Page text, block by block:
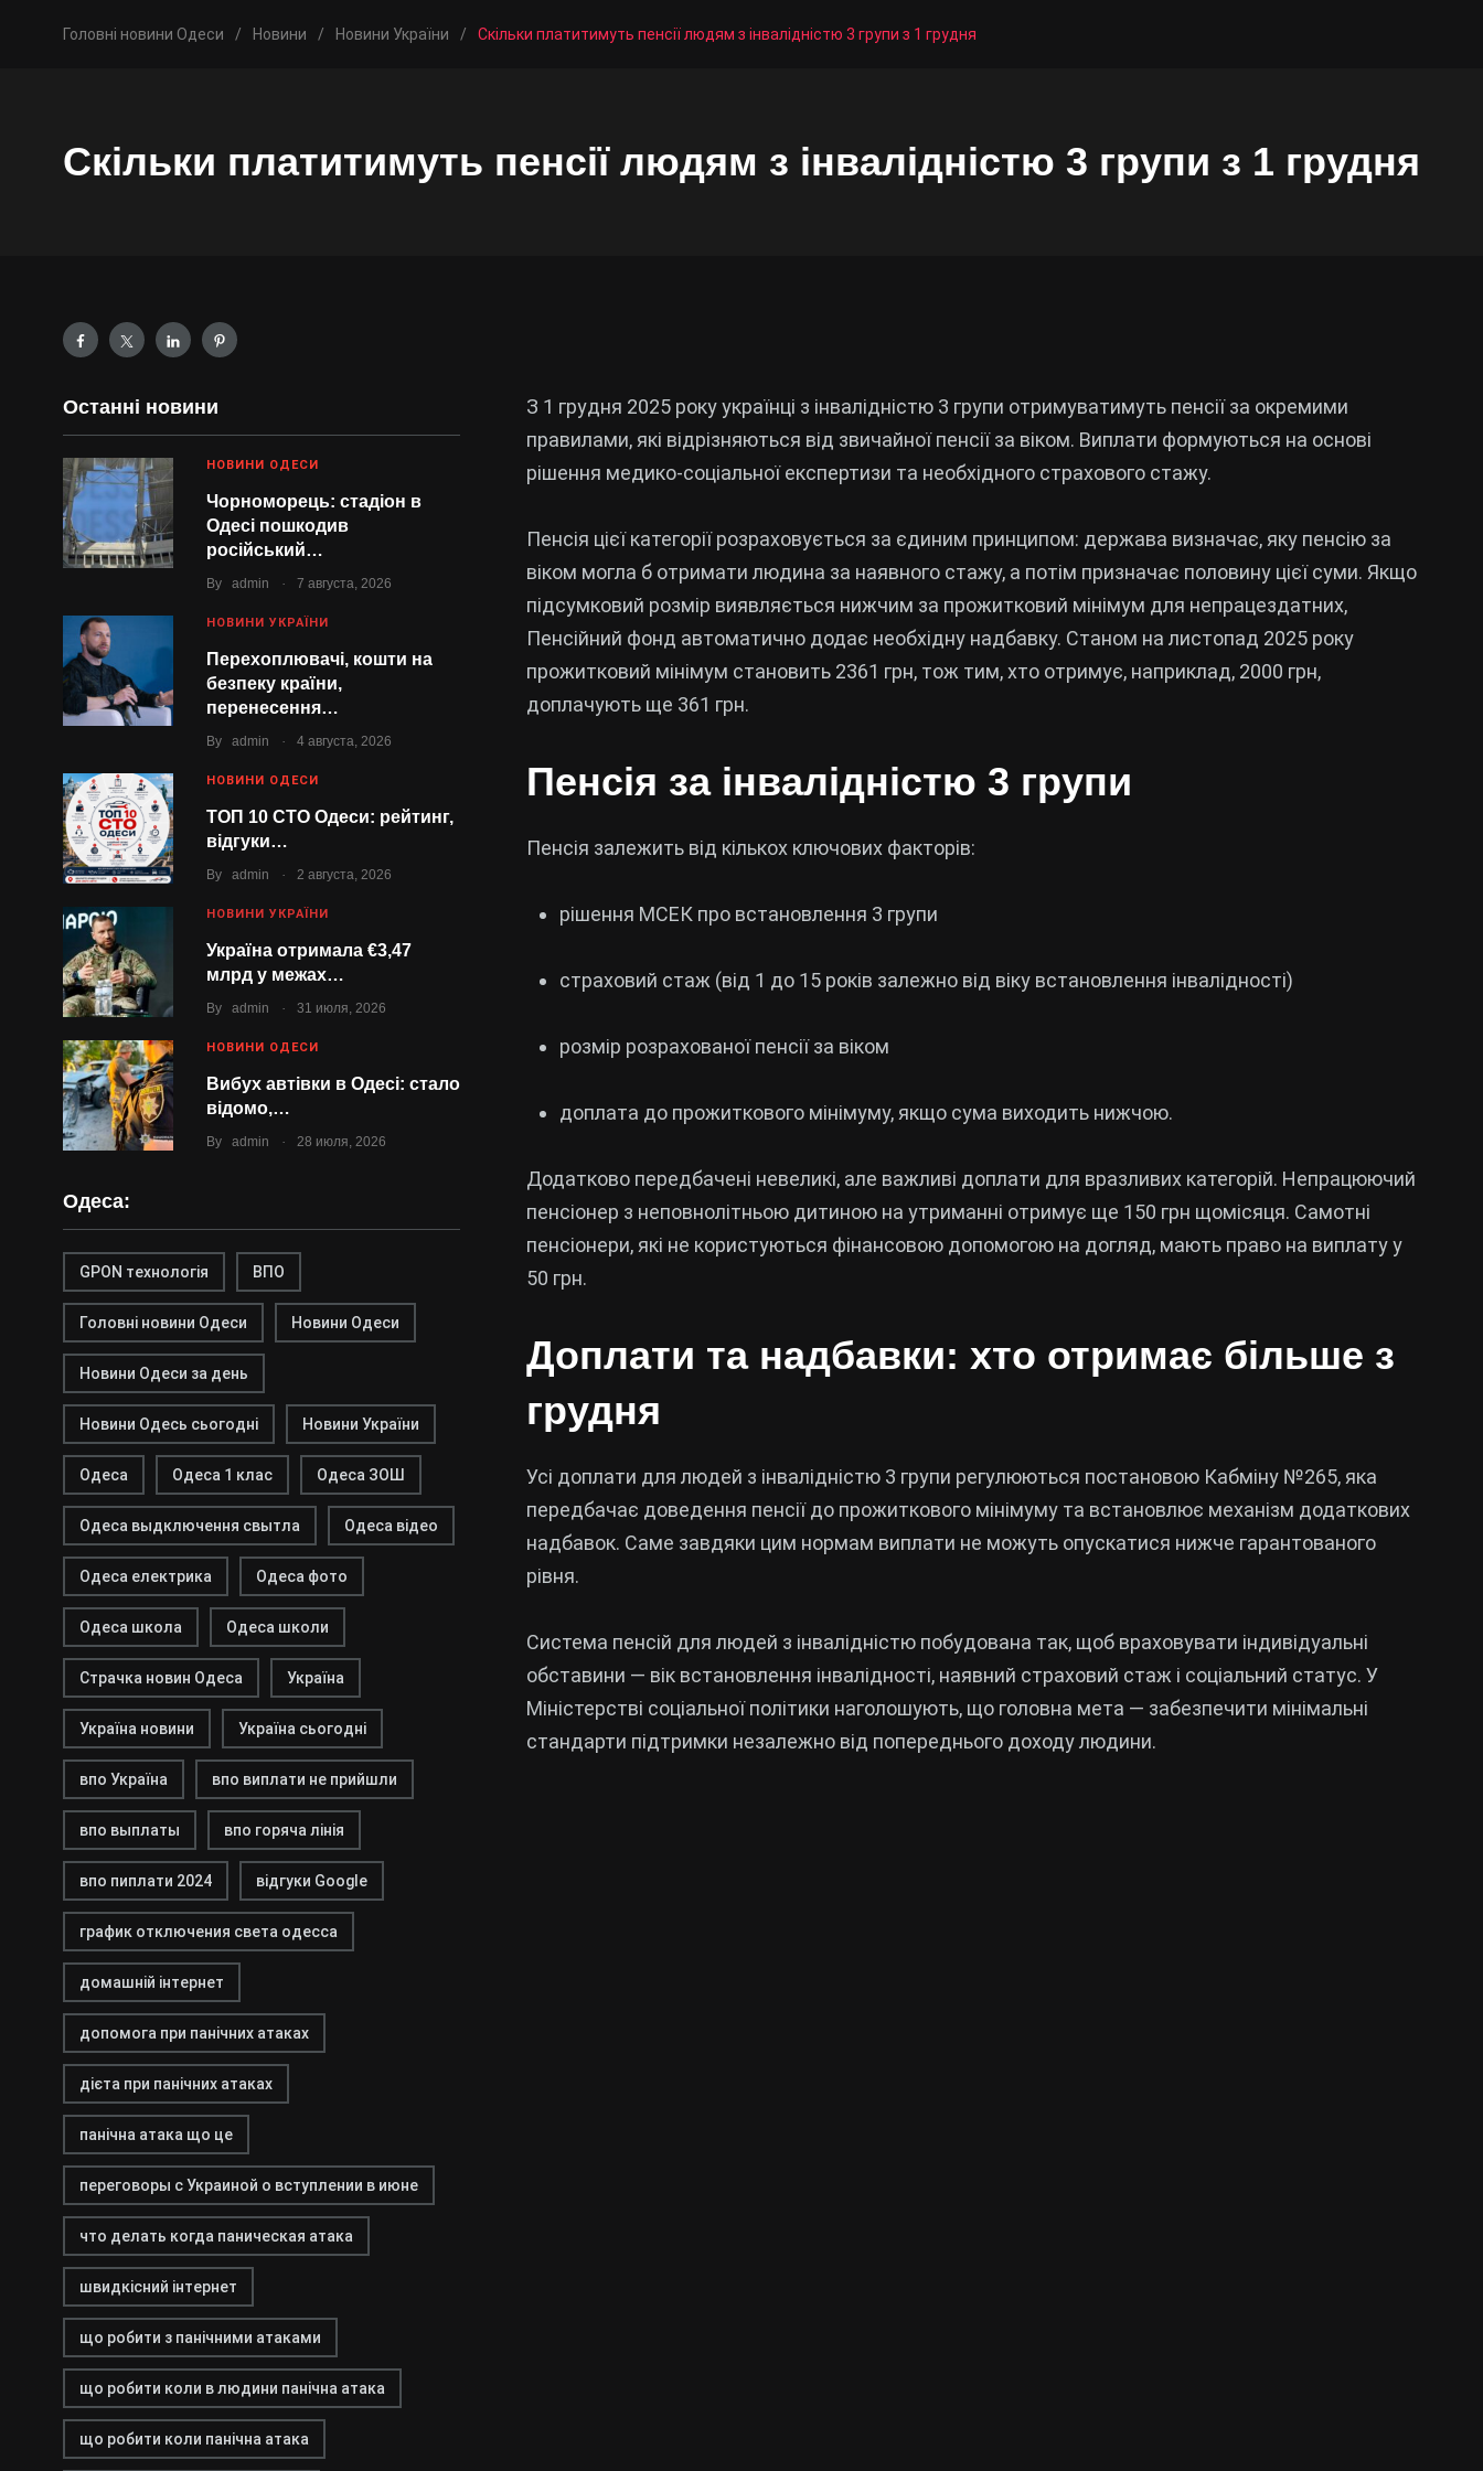
Головні новини Одеси / Новини / Новини України / Скільки платитимуть пенсії людям з інвалідністю 3 групи з 1 грудня
Скільки платитимуть пенсії людям з інвалідністю 3 групи з 1 грудня
Останні новини
НОВИНИ ОДЕСИ
Чорноморець: стадіон в
Одесі пошкодив
російський…
By admin . 7 августа, 2026
НОВИНИ УКРАЇНИ
Перехоплювачі, кошти на
безпеку країни,
перенесення…
By admin . 4 августа, 2026
НОВИНИ ОДЕСИ
ТОП 10 СТО Одеси: рейтинг,
відгуки…
By admin . 2 августа, 2026
НОВИНИ УКРАЇНИ
Україна отримала €3,47
млрд у межах…
By admin . 31 июля, 2026
НОВИНИ ОДЕСИ
Вибух автівки в Одесі: стало
відомо,…
By admin . 28 июля, 2026
Одеса:
GPON технологія ВПО
Головні новини Одеси Новини Одеси
Новини Одеси за день
Новини Одесь сьогодні Новини України
Одеса Одеса 1 клас Одеса ЗОШ
Одеса выдключення свытла Одеса відео
Одеса електрика Одеса фото
Одеса школа Одеса школи
Страчка новин Одеса Україна
Україна новини Україна сьогодні
впо Україна впо виплати не прийшли
впо выплаты впо горяча лінія
впо пиплати 2024 відгуки Google
график отключения света одесса
домашній інтернет
допомога при панічних атаках
дієта при панічних атаках
панічна атака що це
переговоры с Украиной о вступлении в июне
что делать когда паническая атака
швидкісний інтернет
що робити з панічними атаками
що робити коли в людини панічна атака
що робити коли панічна атака
З 1 грудня 2025 року українці з інвалідністю 3 групи отримуватимуть пенсії за окремими
правилами, які відрізняються від звичайної пенсії за віком. Виплати формуються на основі
рішення медико-соціальної експертизи та необхідного страхового стажу.
Пенсія цієї категорії розраховується за єдиним принципом: держава визначає, яку пенсію за
віком могла б отримати людина за наявного стажу, а потім призначає половину цієї суми. Якщо
підсумковий розмір виявляється нижчим за прожитковий мінімум для непрацездатних,
Пенсійний фонд автоматично додає необхідну надбавку. Станом на листопад 2025 року
прожитковий мінімум становить 2361 грн, тож тим, хто отримує, наприклад, 2000 грн,
доплачують ще 361 грн.
Пенсія за інвалідністю 3 групи
Пенсія залежить від кількох ключових факторів:
рішення МСЕК про встановлення 3 групи
страховий стаж (від 1 до 15 років залежно від віку встановлення інвалідності)
розмір розрахованої пенсії за віком
доплата до прожиткового мінімуму, якщо сума виходить нижчою.
Додатково передбачені невеликі, але важливі доплати для вразливих категорій. Непрацюючий
пенсіонер з неповнолітньою дитиною на утриманні отримує ще 150 грн щомісяця. Самотні
пенсіонери, які не користуються фінансовою допомогою на догляд, мають право на виплату у
50 грн.
Доплати та надбавки: хто отримає більше з
грудня
Усі доплати для людей з інвалідністю 3 групи регулюються постановою Кабміну №265, яка
передбачає доведення пенсії до прожиткового мінімуму та встановлює механізм додаткових
надбавок. Саме завдяки цим нормам виплати не можуть опускатися нижче гарантованого
рівня.
Система пенсій для людей з інвалідністю побудована так, щоб враховувати індивідуальні
обставини — вік встановлення інвалідності, наявний страховий стаж і соціальний статус. У
Міністерстві соціальної політики наголошують, що головна мета — забезпечити мінімальні
стандарти підтримки незалежно від попереднього доходу людини.